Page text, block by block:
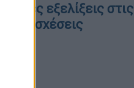
εξελίξεις στις
σχέσεις